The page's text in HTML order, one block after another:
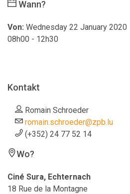
Wann?
Von: Wednesday 22 January 2020
08h00 - 12h30
Kontakt
Romain Schroeder
romain.schroeder@zpb.lu
(+352) 24 77 52 14
Wo?
Ciné Sura, Echternach
18 Rue de la Montagne